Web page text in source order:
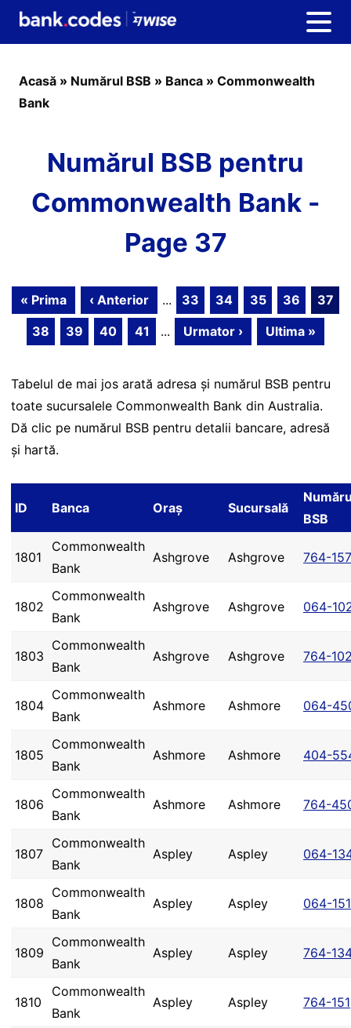
Acasă » Numărul BSB » Banca » Commonwealth
Bank
Numărul BSB pentru
Commonwealth Bank -
Page 37
« Prima ‹ Anterior ... 33 34 35 36
37
38
39 40 41 ... Urmator › Ultima »
Tabelul de mai jos arată adresa și numărul BSB pentru
toate sucursalele Commonwealth Bank din Australia.
Dă clic pe numărul BSB pentru detalii bancare, adresă
și hartă.
ID Banca Oraș Sucursală
BSB
1801
Commonwealth
Bank
Ashgrove Ashgrove 764-157
1802
Commonwealth
Bank
Ashgrove Ashgrove 064-
1803
Commonwealth
Bank
Ashgrove Ashgrove 764-
1804
Commonwealth
Bank
Ashmore Ashmore 064-
1805
Commonwealth
Bank
Ashmore Ashmore 404-
1806
Commonwealth
Bank
Ashmore Ashmore 764-
1807
Commonwealth
Bank
Aspley Aspley 064-
1808
Commonwealth
Bank
Aspley Aspley 064-151
1809
Commonwealth
Bank
Aspley Aspley 764-
1810
Commonwealth
Bank
Aspley Aspley 764-151